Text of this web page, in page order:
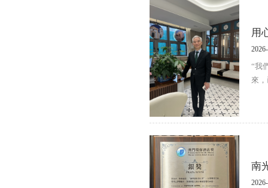
用
“我
來
南